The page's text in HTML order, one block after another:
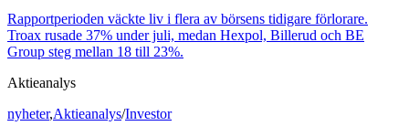
Rapportperioden väckte liv i flera av börsens tidigare förlorare.
Troax rusade 37% under juli, medan Hexpol, Billerud och BE
Group steg mellan 18 till 23%.
Aktieanalys
nyheter,Aktieanalys/Investor